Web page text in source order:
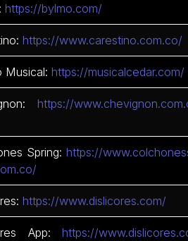
https://bylmo.com/
https://www.carestino.com.co/
Musical:https://musicalcedar.com/
https://
Spring:https://
https://www.dislicores.com/
App:https://